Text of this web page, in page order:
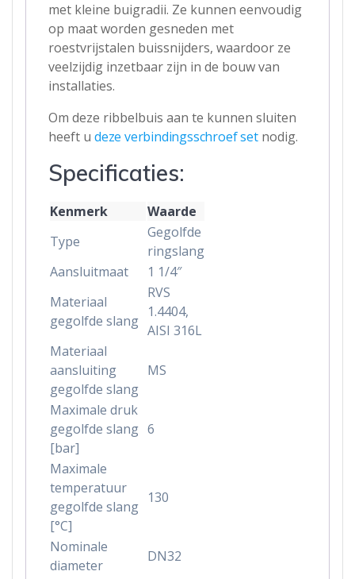
met kleine buigradii. Ze kunnen eenvoudig
op maat worden gesneden met
roestvrijstalen buissnijders, waardoor ze
veelzijdig inzetbaar zijn in de bouw van
installaties.
Om deze ribbelbuis aan te kunnen sluiten
heeft u deze verbindingsschroef setnodig.
Specificaties:
Kenmerk
Waarde
Type
Gegolfde
ringslang
Aansluitmaat
1 1/4″
Materiaal
gegolfde slang
RVS
1.4404,
AISI 316L
Materiaal
aansluiting
gegolfde slang
MS
Maximale druk
gegolfde slang
[bar]
6
Maximale
temperatuur
gegolfde slang
[°C]
130
Nominale
diameter
DN32